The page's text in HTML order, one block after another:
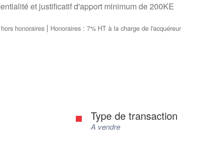
et justificatif d'apport minimum de 200KE
hors honoraires | Honoraires : 7% HT à la charge de l'acquéreur
Type de transaction
A vendre